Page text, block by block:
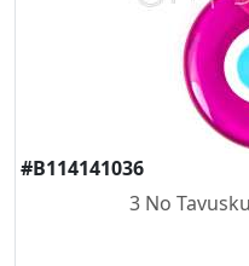
#B114141036
3 No